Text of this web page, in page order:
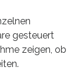
gesteuert
zeigen, ob